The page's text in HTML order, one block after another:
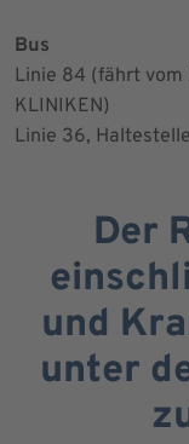
Bus
Linie 84 (fährt vom
KLINIKEN)
Linie 36,
Der
und
unter